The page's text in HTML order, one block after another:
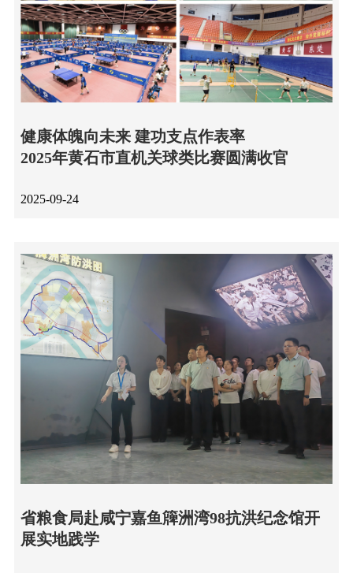
健康体魄向未来 建功支点作表率
2025年黄石市直机关球类比赛圆满收官
2025-09-24
省粮食局赴咸宁嘉鱼簰洲湾98抗洪纪念馆开
展实地践学